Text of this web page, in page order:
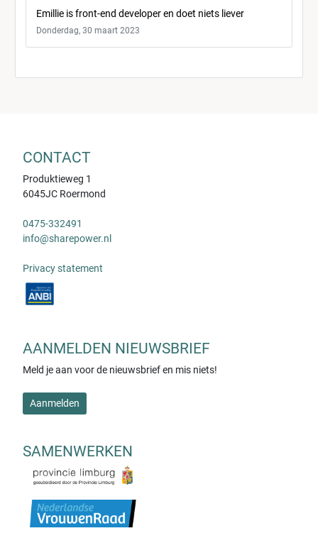
Emillie is front-end developer en doet niets liever
Donderdag, 30 maart 2023
CONTACT
Produktieweg 1
6045JC Roermond
0475-332491
info@sharepower.nl
Privacy statement
AANMELDEN NIEUWSBRIEF
Meld je aan voor de nieuwsbrief en mis niets!
Aanmelden
SAMENWERKEN